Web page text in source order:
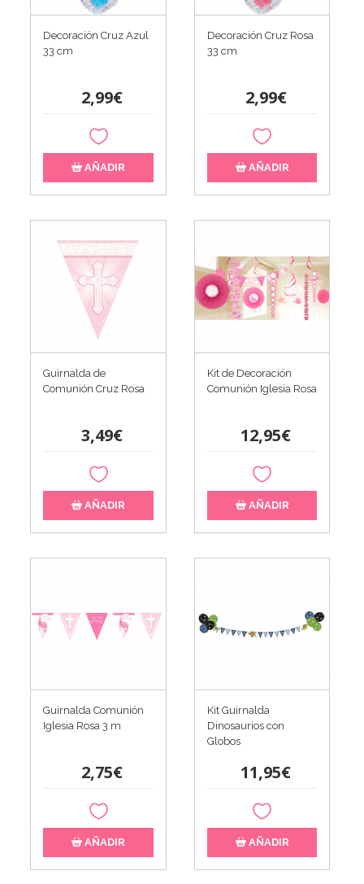
Decoración Cruz Azul
33 cm
2,99€
AÑADIR
Decoración Cruz Rosa
33 cm
2,99€
AÑADIR
Guirnalda de
Comunión Cruz Rosa
3,49€
AÑADIR
Kit de Decoración
Comunión Iglesia Rosa
12,95€
AÑADIR
Guirnalda Comunión
Iglesia Rosa 3 m
2,75€
AÑADIR
Kit Guirnalda
Dinosaurios con
Globos
11,95€
AÑADIR